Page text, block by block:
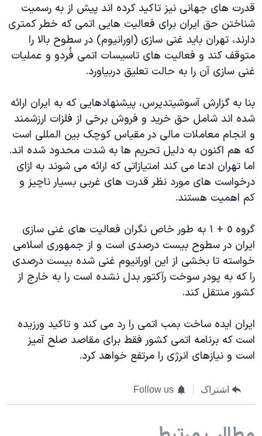
قدرت های جهانی نیز تاکید کرده اند پیش از به رسمیت
شناختن حق ایران برای فعالیت هایی اتمی که خطر کمتری
دارند، تهران باید غنی سازی (اورانیوم) در سطوح بالا را
متوقف کند و فعالیت های تاسیسات اتمی فُردو و عملیات
غنی سازی آن را به حالت تعلیق دربیاورد.
بنا به گزارش آسوشیتدپرس، پیشنهادهایی که به ایران ارائه
شده اند شامل حق خرید و فروش برخی از فلزات ارزشمند
و انجام معاملات مالی در مقیاس کوچک بین المللی است
که هم اکنون به دلیل تحریم ها به شدت محدود شده اند.
اما تهران ادعا می کند امتیازاتی که ارائه می شوند به ازای
درخواست های مورد نظر قدرت های غربی بسیار ناچیز و
کم اهمیت هستند.
گروه ٥ + ١ به طور خاص نگران فعالیت های غنی سازی
ایران در سطوح بیست درصدی است و از جمهوری اسلامی
خواسته تا بخشی از این اورانیوم غنی شده بیست درصدی
را که به پودر سوخت رآکتور بدل نشده است را به خارج از
کشور منتقل کند.
ایران ایده ساخت بمب اتمی را رد می کند و تاکید ورزیده
است که برنامه اتمی کشور فقط برای مقاصد صلح آمیز
است و نیازهای انرژی را مرتفع خواهد کرد.
اشتراک Follow us